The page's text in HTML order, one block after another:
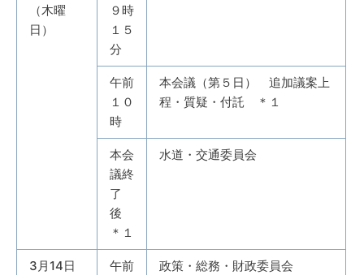
（木曜
日）
９時
１５
分
午前
１０
時
本会議（第５日） 追加議案上
程・質疑・付託 ＊１
本会
議終
了
後
＊１
水道・交通委員会
3月14日
午前
政策・総務・財政委員会